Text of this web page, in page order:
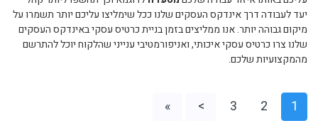
יעד לעבודה דרך אינדקס העסקים שלנו ככל שימליצו עליכם יותר תשמרו על
מיקום גבוהה יותר. אנו ממליצים בזמן בניית כרטיס עסקי באינדקס העסקים
שלנו צרו כרטיס עסקי איכותי, ואניפורמטיבי ענייני שהלקוח יוכל להתרשם
מהמקצועיות שלכם.
1
2
3
>
»